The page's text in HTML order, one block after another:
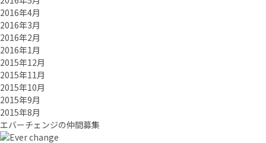
2016年4月
2016年3月
2016年2月
2016年1月
2015年12月
2015年11月
2015年10月
2015年9月
2015年8月
エバーチェ ンジの仲間募集